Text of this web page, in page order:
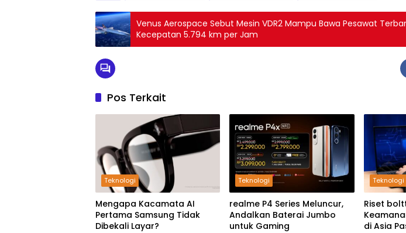
Venus Aerospace Sebut Mesin VDR2 Mampu Bawa Pesawat
Kecepatan 5.794 km per Jam
Pos Terkait
Teknologi
Mengapa Kacamata AI
Pertama Samsung Tidak
Dibekali Layar?
Teknologi
realme P4 Series Meluncur,
Andalkan Baterai Jumbo
untuk Gaming
Teknologi
Riset
di Asia